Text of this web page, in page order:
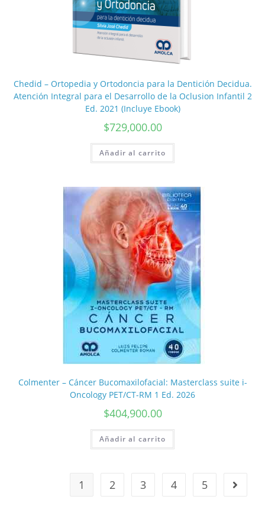
Chedid – Ortopedia y Ortodoncia para la Dentición Decidua.
Atención Integral para el Desarrollo de la Oclusion Infantil 2
Ed. 2021 (Incluye Ebook)
$729,000.00
Añadir al carrito
Colmenter – Cáncer Bucomaxilofacial: Masterclass suite i-
Oncology PET/CT-RM 1 Ed. 2026
$404,900.00
Añadir al carrito
1 2 3 4 5